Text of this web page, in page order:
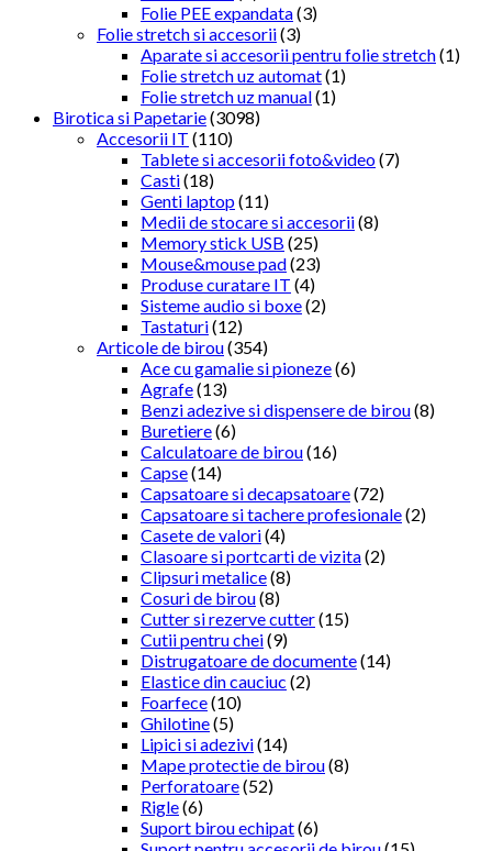
Folie PEE expandata(3)
Folie stretch si accesorii(3)
Aparate si accesorii pentru folie stretch(1)
Folie stretch uz automat(1)
Folie stretch uz manual(1)
Birotica si Papetarie(3098)
Accesorii IT (110)
Tablete si accesorii foto&video(7)
Casti(18)
Genti laptop(11)
Medii de stocare si accesorii(8)
Memory stick USB (25)
Mouse&mouse pad(23)
Produse curatare IT (4)
Sisteme audio si boxe(2)
Tastaturi(12)
Articole de birou(354)
Ace cu gamalie si pioneze(6)
Agrafe(13)
Benzi adezive si dispensere de birou(8)
Buretiere(6)
Calculatoare de birou(16)
Capse(14)
Capsatoare si decapsatoare(72)
Capsatoare si tachere profesionale(2)
Casete de valori(4)
Clasoare si portcarti de vizita(2)
Clipsuri metalice(8)
Cosuri de birou(8)
Cutter si rezerve cutter(15)
Cutii pentru chei(9)
Distrugatoare de documente(14)
Elastice din cauciuc (2)
Foarfece(10)
Ghilotine(5)
Lipici si adezivi(14)
Mape protectie de birou(8)
Perforatoare(52)
Rigle(6)
Suport birou echipat(6)